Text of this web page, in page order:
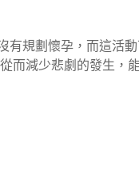
有規劃懷孕，而這活
而減少悲劇的發生，